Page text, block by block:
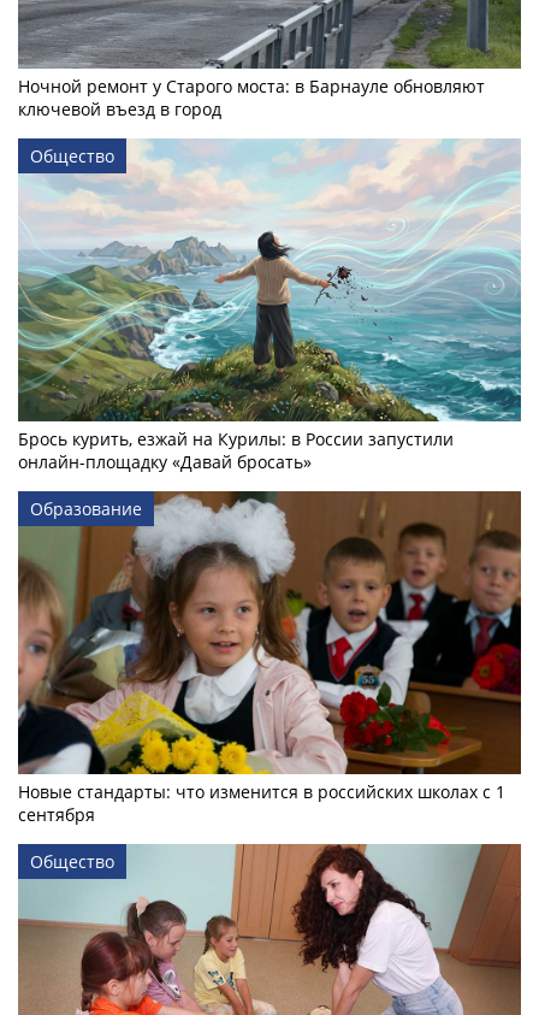
Ночной ремонт у Старого моста: в Барнауле обновляют
ключевой въезд в город
Общество
Брось курить, езжай на Курилы: в России запустили
онлайн-­площадку «Давай бросать»
Образование
Новые стандарты: что изменится в российских школах с 1
сентября
Общество